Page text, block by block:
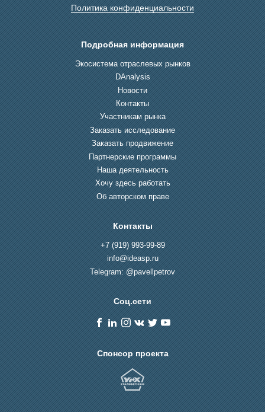
Политика конфиденциальности
Подробная информация
Экосистема отраслевых рынков
DAnalysis
Новости
Контакты
Участникам рынка
Заказать исследование
Заказать продвижение
Партнерские программы
Наша деятельность
Хочу здесь работать
Об авторском праве
Контакты
+7 (919) 993-99-89
info@ideasp.ru
Telegram: @pavellpetrov
Соц.сети
Спонсор проекта